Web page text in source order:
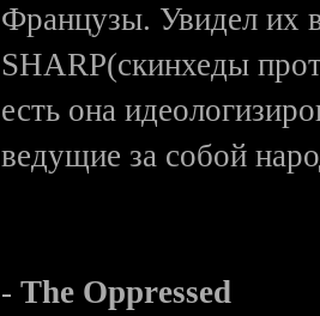
Французы. Увидел их
SHARP(скинхеды
есть она
ведущие за собой
-The Oppressed